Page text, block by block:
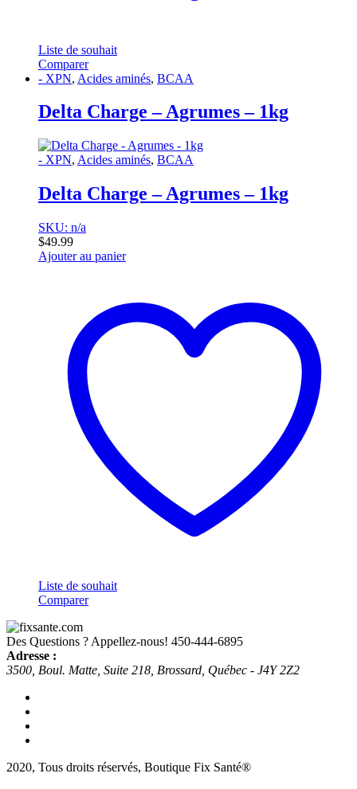
Liste de souhait
Comparer
- XPN, Acides aminés, BCAA
Delta Charge – Agrumes – 1kg
- XPN, Acides aminés, BCAA
Delta Charge – Agrumes – 1kg
SKU: n/a
$49.99
Ajouter au panier
Liste de souhait
Comparer
Des Questions ? Appellez-nous! 450-444-6895
Adresse :
3500, Boul. Matte, Suite 218, Brossard, Québec - J4Y 2Z2
2020, Tous droits réservés, Boutique Fix Santé®